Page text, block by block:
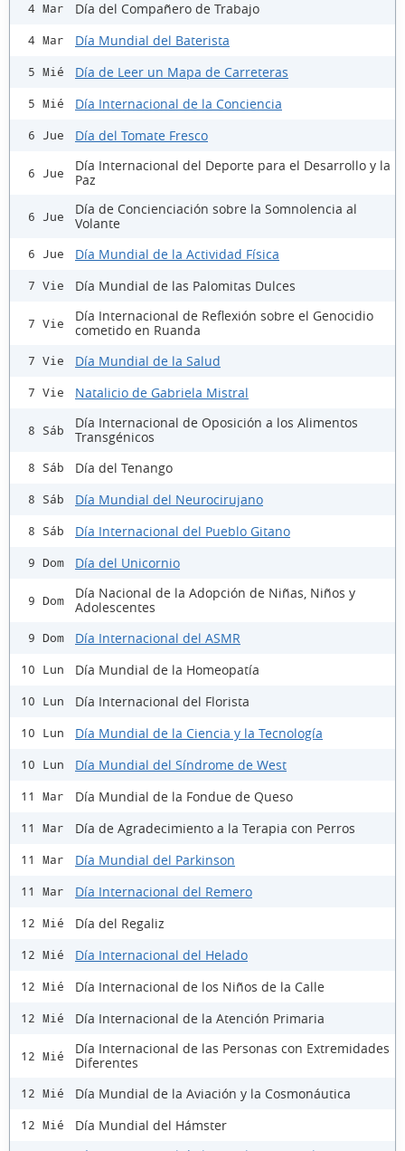
4 Mar Día del Compañero de Trabajo
4 Mar Día Mundial del Baterista
5 Mié Día de Leer un Mapa de Carreteras
5 Mié Día Internacional de la Conciencia
6 Jue Día del Tomate Fresco
6 Jue
Día Internacional del Deporte para el Desarrollo y la
Paz
6 Jue
Día de Concienciación sobre la Somnolencia al
Volante
6 Jue Día Mundial de la Actividad Física
7 Vie Día Mundial de las Palomitas Dulces
7 Vie
Día Internacional de Reflexión sobre el Genocidio
cometido en Ruanda
7 Vie Día Mundial de la Salud
7 Vie Natalicio de Gabriela Mistral
8 Sáb
Día Internacional de Oposición a los Alimentos
Transgénicos
8 Sáb Día del Tenango
8 Sáb Día Mundial del Neurocirujano
8 Sáb Día Internacional del Pueblo Gitano
9 Dom Día del Unicornio
9 Dom
Día Nacional de la Adopción de Niñas, Niños y
Adolescentes
9 Dom Día Internacional del ASMR
10 Lun Día Mundial de la Homeopatía
10 Lun Día Internacional del Florista
10 Lun Día Mundial de la Ciencia y la Tecnología
10 Lun Día Mundial del Síndrome de West
11 Mar Día Mundial de la Fondue de Queso
11 Mar Día de Agradecimiento a la Terapia con Perros
11 Mar Día Mundial del Parkinson
11 Mar Día Internacional del Remero
12 Mié Día del Regaliz
12 Mié Día Internacional del Helado
12 Mié Día Internacional de los Niños de la Calle
12 Mié Día Internacional de la Atención Primaria
12 Mié
Día Internacional de las Personas con Extremidades
Diferentes
12 Mié Día Mundial de la Aviación y la Cosmonáutica
12 Mié
Día Mundial del Hámster